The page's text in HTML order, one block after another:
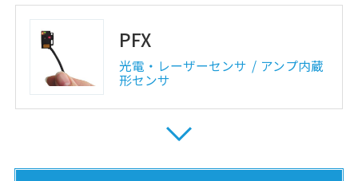
PFX
光電・レーザーセンサ アンプ内蔵
形センサ